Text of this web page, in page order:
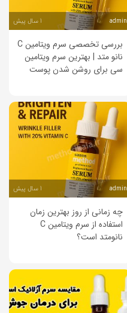
admin
بررسی تخصصی سرم ویتامین C
نانو متد | بهترین سرم ویتامین
سی برای روشن شدن پوست
admin
چه زمانی از روز بهترین زمان
استفاده از سرم ویتامین C
نانو‌متد است؟